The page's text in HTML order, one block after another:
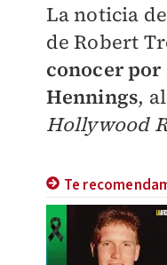
La noticia
deRobert
conocer por
Hennings,
Hollywood
Te